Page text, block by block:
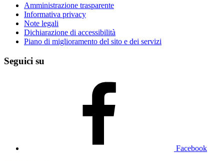
Amministrazione trasparente
Informativa privacy
Note legali
Dichiarazione di accessibilità
Piano di miglioramento del sito e dei servizi
Seguici su
Facebook